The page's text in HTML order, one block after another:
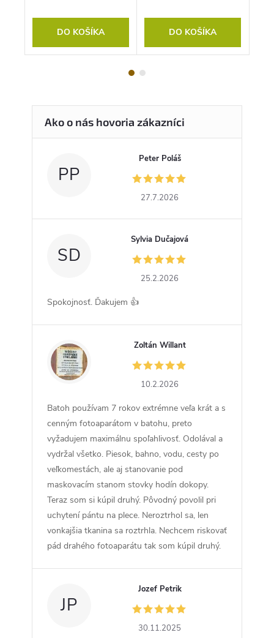
DO KOŠÍKA DO KOŠÍKA
PP
Peter Poláš
27.7.2026
SD
Sylvia Dučajová
25.2.2026
Spokojnosť. Ďakujem 👍
ZW
Zoltán Willant
10.2.2026
Batoh používam 7 rokov extrémne veľa krát a s
cenným fotoaparátom v batohu, preto
vyžadujem maximálnu spoľahlivosť. Odolával a
vydržal všetko. Piesok, bahno, vodu, cesty po
veľkomestách, ale aj stanovanie pod
maskovacím stanom stovky hodín dokopy.
Teraz som si kúpil druhý. Pôvodný povolil pri
uchytení pántu na plece. Neroztrhol sa, len
vonkajšia tkanina sa roztrhla. Nechcem riskovať
pád drahého fotoaparátu tak som kúpil druhý.
JP
Jozef Petrik
30.11.2025